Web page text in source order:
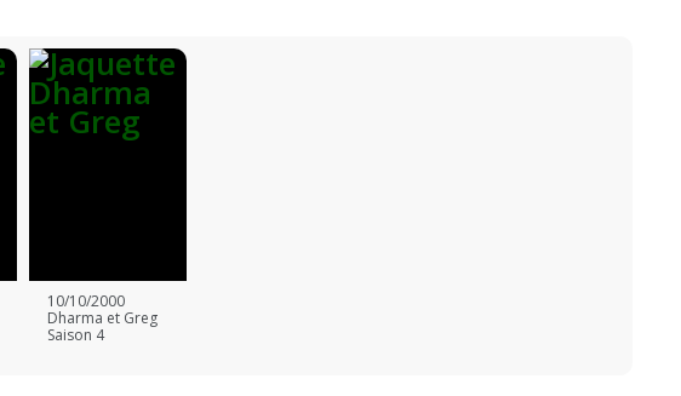
10/10/2000
Dharma et Greg
Saison 4